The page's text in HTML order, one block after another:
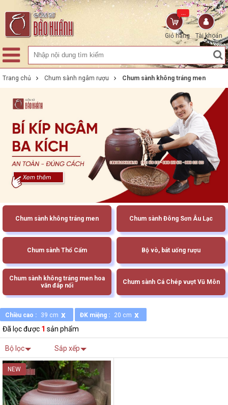
Tài khoản
Giỏ hàng
...
Trang chủ Chum sành ngâm rượu Chum sành không tráng men
Chum sành không tráng men Chum sành Đông Sơn Âu Lạc
Chum sành Thổ Cẩm Bộ vò, bát uống rượu
Chum sành không tráng men hoa
văn đắp nổi
Chum sành Cá Chép vượt Vũ Môn
Chiều cao : 39 cm x ĐK miệng : 20 cm x
Đã lọc được 1 sản phẩm
Bộ lọc Sắp xếp
NEW